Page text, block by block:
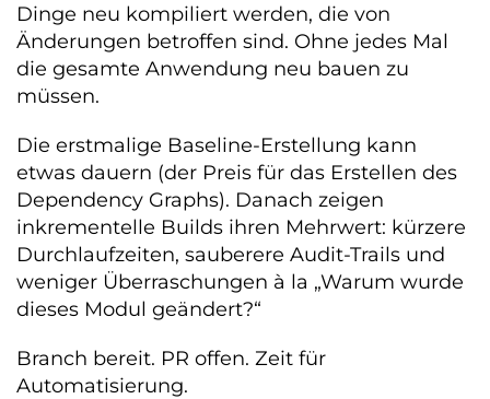
Dinge neu kompiliert werden, die von
Änderungen betroffen sind. Ohne jedes Mal
die gesamte Anwendung neu bauen zu
müssen.
Die erstmalige Baseline-Erstellung kann
etwas dauern (der Preis für das Erstellen des
Dependency Graphs). Danach zeigen
inkrementelle Builds ihren Mehrwert: kürzere
Durchlaufzeiten, sauberere Audit-Trails und
weniger Überraschungen à la „Warum wurde
dieses Modul geändert?“
Branch bereit. PR offen. Zeit für
Automatisierung.